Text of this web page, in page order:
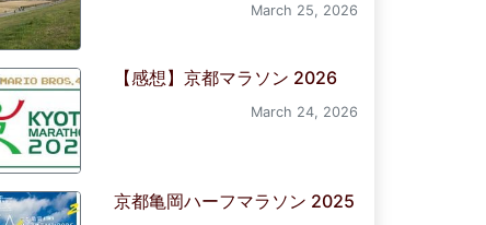
March 25, 2026
【感想】京都マラソン 2026
March 24, 2026
京都亀岡ハーフマラソン 2025